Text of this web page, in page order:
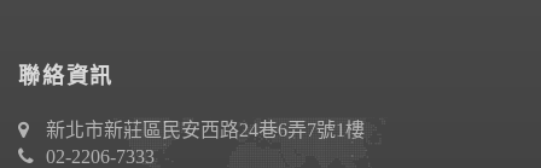
聯絡資訊
新北市新莊區民安西路24巷6弄7號1樓
02-2206-7333